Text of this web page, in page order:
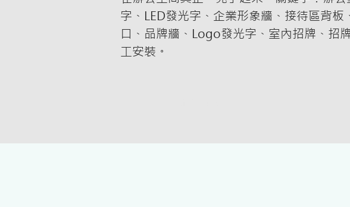
字、LED發光字、企業形象牆、接待區背板
口、品牌牆、Logo發光字、室內招牌、招
工安裝。